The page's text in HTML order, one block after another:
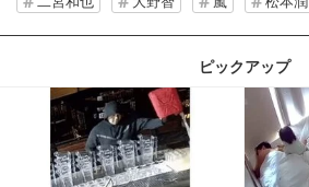
ピックアップ
記事を読む